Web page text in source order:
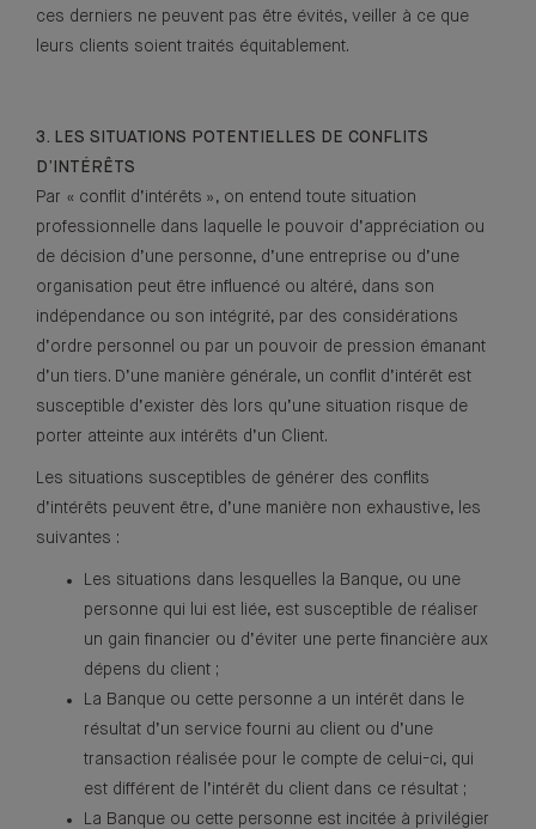
ces derniers ne peuvent pas être évités, veiller à ce que
leurs clients soient traités équitablement.
3. LES SITUATIONS POTENTIELLES DE CONFLITS
D’INTÉRÊTS
Par « conflit d’intérêts », on entend toute situation
professionnelle dans laquelle le pouvoir d’appréciation ou
de décision d’une personne, d’une entreprise ou d’une
organisation peut être influencé ou altéré, dans son
indépendance ou son intégrité, par des considérations
d’ordre personnel ou par un pouvoir de pression émanant
d’un tiers. D’une manière générale, un conflit d’intérêt est
susceptible d’exister dès lors qu’une situation risque de
porter atteinte aux intérêts d’un Client.
Les situations susceptibles de générer des conflits
d’intérêts peuvent être, d’une manière non exhaustive, les
suivantes :
Les situations dans lesquelles la Banque, ou une
personne qui lui est liée, est susceptible de réaliser
un gain financier ou d’éviter une perte financière aux
dépens du client ;
La Banque ou cette personne a un intérêt dans le
résultat d’un service fourni au client ou d’une
transaction réalisée pour le compte de celui-ci, qui
est différent de l’intérêt du client dans ce résultat ;
La Banque ou cette personne est incitée à privilégier